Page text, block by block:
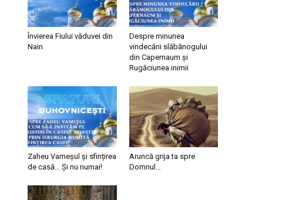
Învierea Fiului văduvei din
Nain
Despre minunea
vindecării slăbănogului
din Capernaum și
Rugăciunea inimii
Zaheu Vameșul și sfințirea
de casă… Și nu numai!
Aruncă grija ta spre
Domnul…